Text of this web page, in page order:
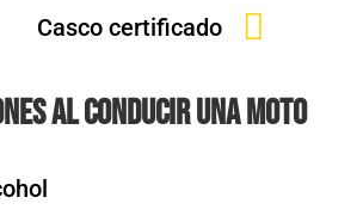

Casco certificado
AL CONDUCIR UNA MOTO